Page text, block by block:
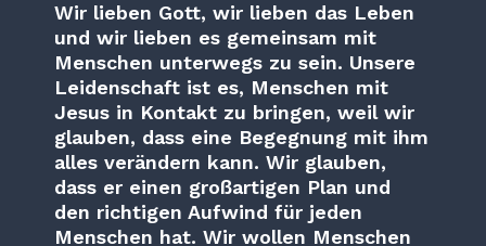
Wir lieben Gott, wir lieben das Leben
und wir lieben es gemeinsam mit
Menschen unterwegs zu sein. Unsere
Leidenschaft ist es, Menschen mit
Jesus in Kontakt zu bringen, weil wir
glauben, dass eine Begegnung mit ihm
alles verändern kann. Wir glauben,
dass er einen großartigen Plan und
den richtigen Aufwind für jeden
Menschen hat. Wir wollen Menschen